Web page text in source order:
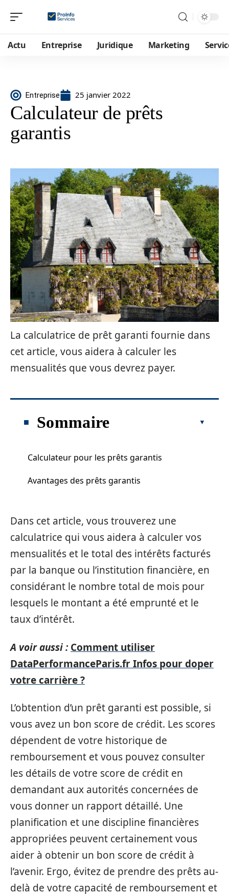
Actu Entreprise Juridique Marketing
Entreprise 25 janvier 2022
Calculateur de prêts
garantis
La calculatrice de prêt garanti fournie dans
cet article, vous aidera à calculer les
mensualités que vous devrez payer.
Sommaire
Calculateur pour les prêts garantis
Avantages des prêts garantis
Dans cet article, vous trouverez une
calculatrice qui vous aidera à calculer vos
mensualités et le total des intérêts facturés
par la banque ou l’institution financière, en
considérant le nombre total de mois pour
lesquels le montant a été emprunté et le
taux d’intérêt.
A voir aussi : Comment utiliser
DataPerformanceParis.fr Infos pour doper
votre carrière ?
L’obtention d’un prêt garanti est possible, si
vous avez un bon score de crédit. Les scores
dépendent de votre historique de
remboursement et vous pouvez consulter
les détails de votre score de crédit en
demandant aux autorités concernées de
vous donner un rapport détaillé. Une
planification et une discipline financières
appropriées peuvent certainement vous
aider à obtenir un bon score de crédit à
l’avenir. Ergo, évitez de prendre des prêts au-
delà de votre capacité de remboursement et